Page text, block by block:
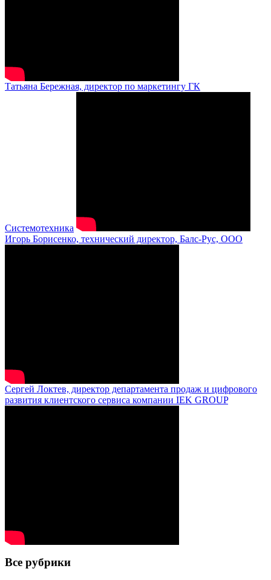
Татьяна Бережная, директор по маркетингу ГК
Системотехника
Игорь Борисенко, технический директор, Балс-Рус, ООО
Сергей Локтев, директор департамента продаж и цифрового
развития клиентского сервиса компании IEK GROUP
Все рубрики